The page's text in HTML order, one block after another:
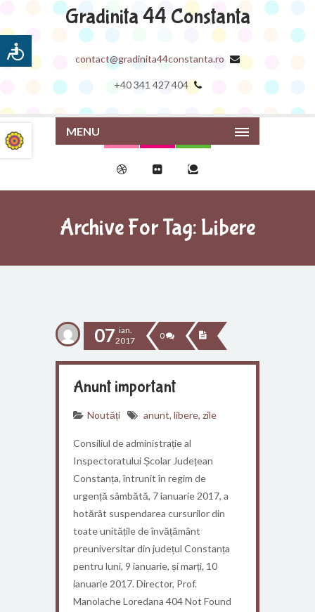
Gradinita 44 Constanta
contact@gradinita44constanta.ro
+40 341 427 404
MENU
Archive For Tag: Libere
07 ian.
2017
0
Anunt important
Noutăți anunt, libere, zile
Consiliul de administrație al
Inspectoratului Școlar Județean
Constanța, întrunit în regim de
urgență sâmbătă, 7 ianuarie 2017, a
hotărât suspendarea cursurilor din
toate unitățile de învățământ
preuniversitar din județul Constanța
pentru luni, 9 ianuarie, și marți, 10
ianuarie 2017. Director, Prof.
Manolache Loredana 404 Not Found